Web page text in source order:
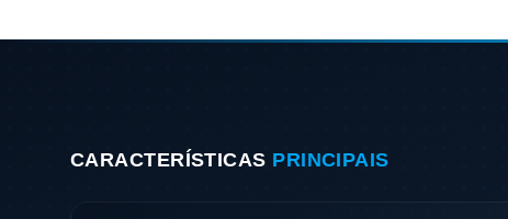
CARACTERÍSTICAS PRINCIPAIS